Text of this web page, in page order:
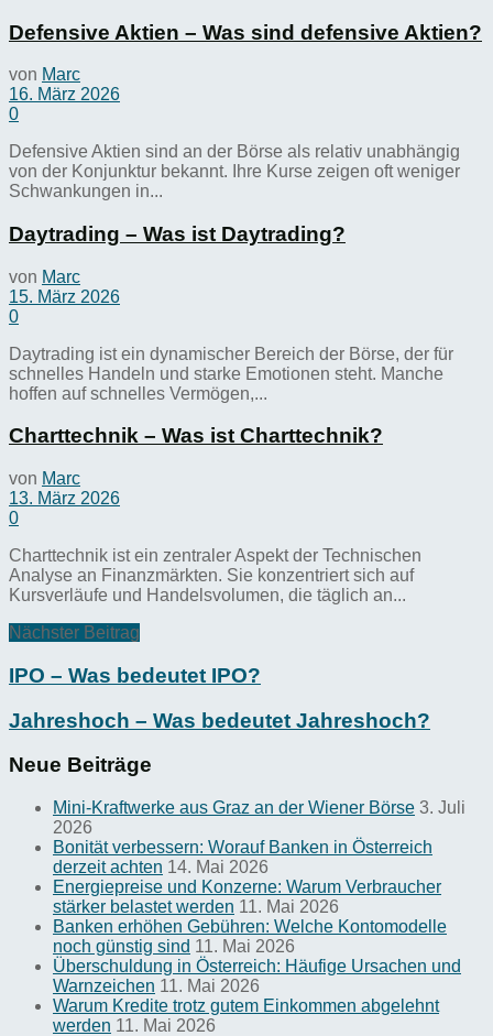
Defensive Aktien – Was sind defensive Aktien?
von Marc
16. März 2026
0
Defensive Aktien sind an der Börse als relativ unabhängig
von der Konjunktur bekannt. Ihre Kurse zeigen oft weniger
Schwankungen in...
Daytrading – Was ist Daytrading?
von Marc
15. März 2026
0
Daytrading ist ein dynamischer Bereich der Börse, der für
schnelles Handeln und starke Emotionen steht. Manche
hoffen auf schnelles Vermögen,...
Charttechnik – Was ist Charttechnik?
von Marc
13. März 2026
0
Charttechnik ist ein zentraler Aspekt der Technischen
Analyse an Finanzmärkten. Sie konzentriert sich auf
Kursverläufe und Handelsvolumen, die täglich an...
Nächster Beitrag
IPO – Was bedeutet IPO?
Jahreshoch – Was bedeutet Jahreshoch?
Neue Beiträge
Mini-Kraftwerke aus Graz an der Wiener Börse 3. Juli
2026
Bonität verbessern: Worauf Banken in Österreich
derzeit achten 14. Mai 2026
Energiepreise und Konzerne: Warum Verbraucher
stärker belastet werden 11. Mai 2026
Banken erhöhen Gebühren: Welche Kontomodelle
noch günstig sind 11. Mai 2026
Überschuldung in Österreich: Häufige Ursachen und
Warnzeichen 11. Mai 2026
Warum Kredite trotz gutem Einkommen abgelehnt
werden 11. Mai 2026